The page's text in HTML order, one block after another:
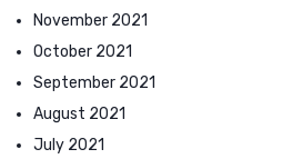
November 2021
October 2021
September 2021
August 2021
July 2021